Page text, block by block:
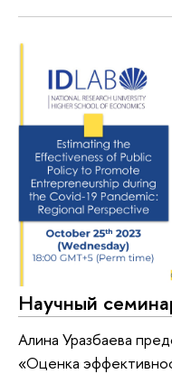
Научный
Алина Уразбаева
«Оценка